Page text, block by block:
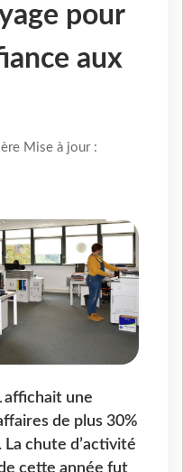
pour
aux
Mise à jour :
affichait une
de plus 30%
chute d’activité
cette année fut